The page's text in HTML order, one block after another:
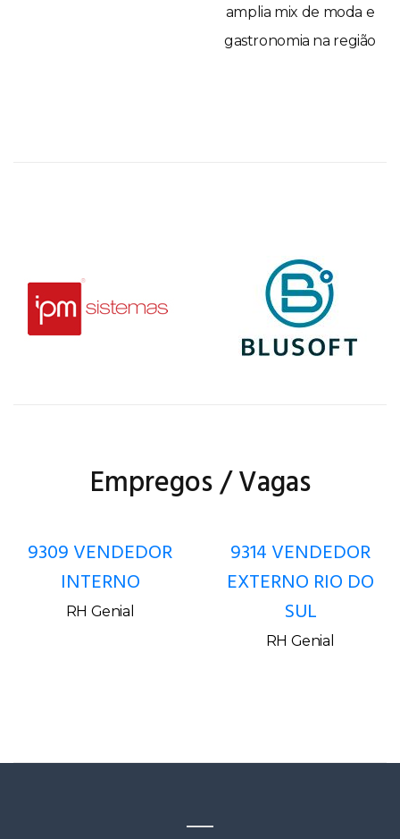
amplia mix de moda e
gastronomia na região
Empregos / Vagas
9309 VENDEDOR
INTERNO
RH Genial
9314 VENDEDOR
EXTERNO RIO DO
SUL
RH Genial